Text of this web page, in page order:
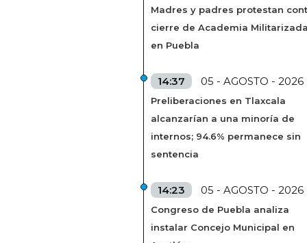
Madres y padres protestan
cierre de Academia Militarizada
en Puebla
14:37 05 - AGOSTO - 2026
Preliberaciones en Tlaxcala
alcanzarían a una minoría de
internos; 94.6% permanece sin
sentencia
14:23 05 - AGOSTO - 2026
Congreso de Puebla analiza
instalar Concejo Municipal en